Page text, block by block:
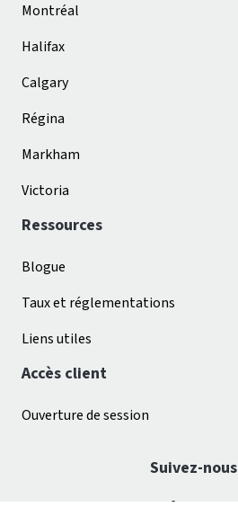
Montréal
Halifax
Calgary
Régina
Markham
Victoria
Ressources
Blogue
Taux et réglementations
Liens utiles
Accès client
Ouverture de session
Suivez-nous